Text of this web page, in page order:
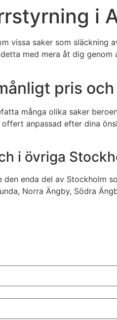
i
vissa saker som
med mera åt dig
pris
många olika saker
anpassad efter dina
i övriga
enda del av Stockholm
Norra Ängby, Södra